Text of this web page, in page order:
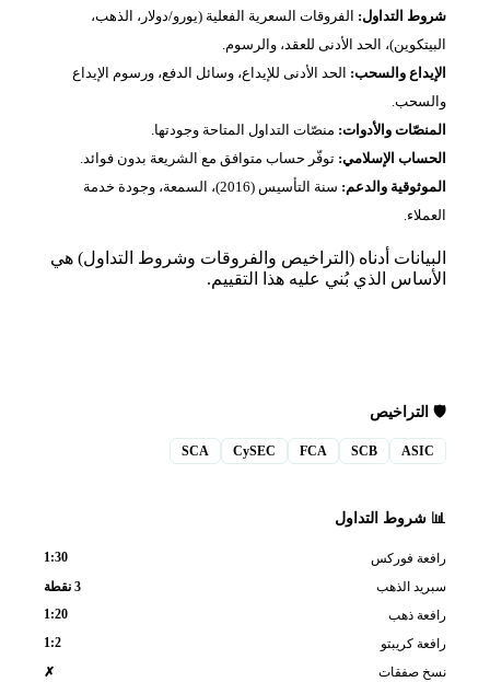
شروط التداول: الفروقات السعرية الفعلية (يورو/دولار، الذهب،
البيتكوين)، الحد الأدنى للعقد، والرسوم.
الإيداع والسحب: الحد الأدنى للإيداع، وسائل الدفع، ورسوم الإيداع
والسحب.
المنصّات والأدوات: منصّات التداول المتاحة وجودتها.
الحساب الإسلامي: توفّر حساب متوافق مع الشريعة بدون فوائد.
الموثوقية والدعم:
سنة التأسيس (2016)، السمعة، وجودة خدمة
العملاء.
البيانات أدناه (التراخيص والفروقات وشروط التداول) هي
الأساس الذي بُني عليه هذا التقييم.
🛡️ التراخيص
ASIC
SCB
FCA
CySEC
SCA
📊 شروط التداول
رافعة فوركس
1:30
سبريد الذهب
3 نقطة
رافعة ذهب
1:20
رافعة كريبتو
1:2
نسخ صفقات
✗